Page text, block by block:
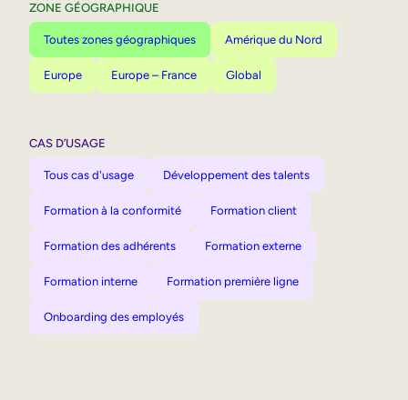
ZONE GÉOGRAPHIQUE
Toutes zones géographiques Amérique du Nord
Europe Europe – France Global
CAS D’USAGE
Tous cas d'usage Développement des talents
Formation à la conformité Formation client
Formation des adhérents Formation externe
Formation interne Formation première ligne
Onboarding des employés